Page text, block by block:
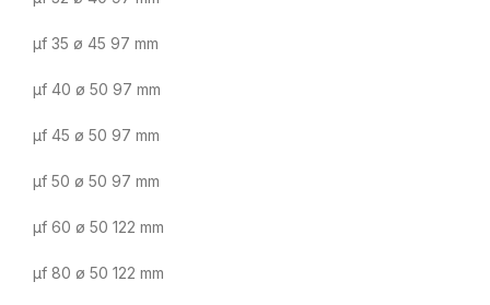
µf 35 ø 45 97 mm
µf 40 ø 50 97 mm
µf 45 ø 50 97 mm
µf 50 ø 50 97 mm
µf 60 ø 50 122 mm
µf 80 ø 50 122 mm